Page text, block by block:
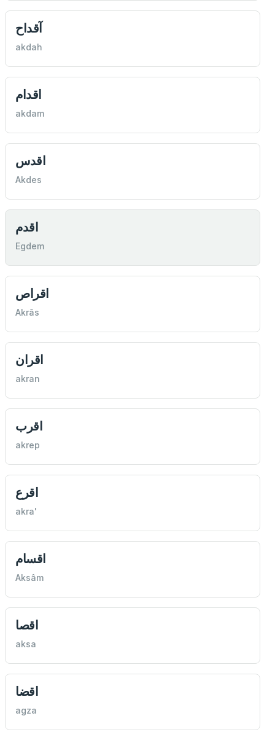
آقداح
akdah
اقدام
akdam
اقدس
Akdes
اقدم
Egdem
اقراص
Akrâs
اقران
akran
اقرب
akrep
اقرع
akra'
اقسام
Aksâm
اقصا
aksa
اقضا
agza